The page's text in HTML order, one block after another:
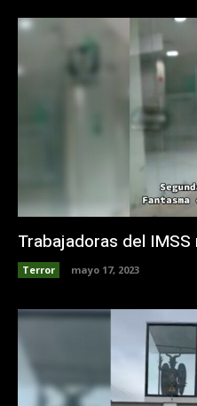
Trabajadoras del
Terror mayo 17, 2023